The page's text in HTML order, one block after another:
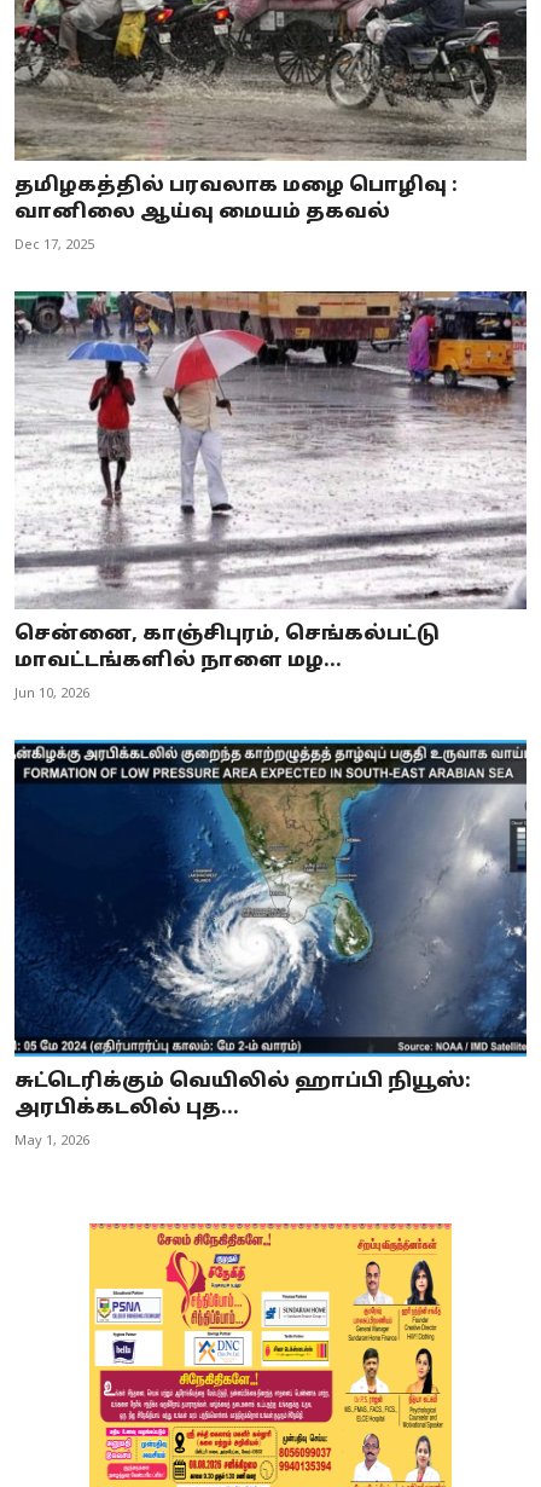
தமிழகத்தில் பரவலாக மழை பொழிவு :
வானிலை ஆய்வு மையம் தகவல்
Dec 17, 2025
சென்னை, காஞ்சிபுரம், செங்கல்பட்டு
மாவட்டங்களில் நாளை மழ...
Jun 10, 2026
சுட்டெரிக்கும் வெயிலில் ஹாப்பி நியூஸ்:
அரபிக்கடலில் புத...
May 1, 2026